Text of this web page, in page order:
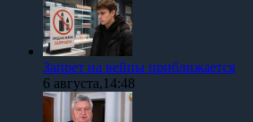
Запрет на вейпы приближается
6 августа,14:48